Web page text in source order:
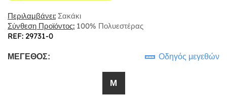
Περιλαμβάνει: Σακάκι
Σύνθεση Προϊόντος: 100% Πολυεστέρας
REF: 29731-0
ΜΈΓΕΘΟΣ: Οδηγός μεγεθών
Μ